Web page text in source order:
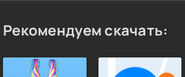
Рекомендуем скачать: